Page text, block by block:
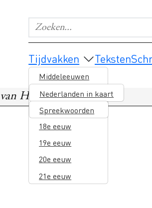
Zoeken...
Geef de woorden op waar je naar
Main navigation
Tijdvakken
Middeleeuwen
Nederlanden in kaart
16e eeuw
Spreekwoorden
17e eeuw
18e eeuw
19e eeuw
20e eeuw
21e eeuw
Teksten
Hadewijch